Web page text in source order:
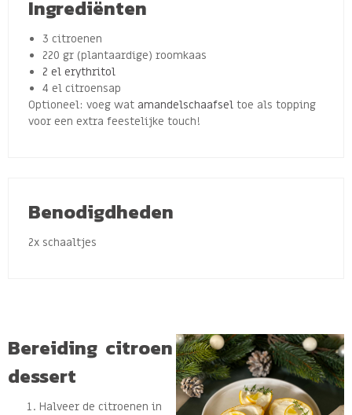
Ingrediënten
3 citroenen
220 gr (plantaardige) roomkaas
2 el erythritol
4 el citroensap
Optioneel: voeg wat amandelschaafsel toe als topping
voor een extra feestelijke touch!
Benodigdheden
2x schaaltjes
Bereiding citroen
dessert
Halveer de citroenen in